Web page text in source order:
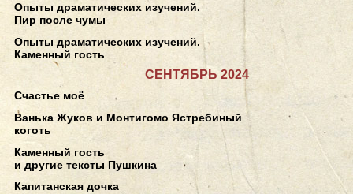
Опыты драматических изучений.
Пир после чумы
Опыты драматических изучений.
Каменный гость
СЕНТЯБРЬ 2024
Счастье моё
Ванька Жуков и Монтигомо Ястребиный
коготь
Каменный гость
и другие тексты Пушкина
Капитанская дочка